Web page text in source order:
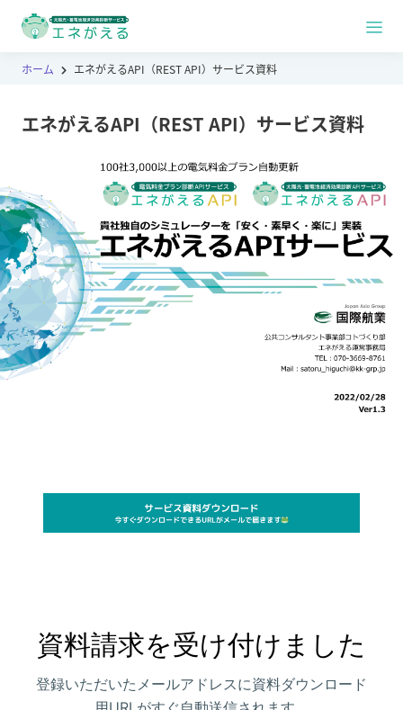
ホーム エネがえるAPI（REST API）サービス資料
エネがえるAPI（REST API）サービス資料